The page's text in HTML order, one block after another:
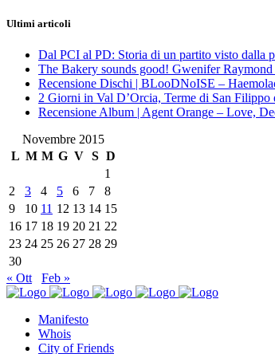
Ultimi articoli
Dal PCI al PD: Storia di un partito visto dalla
The Bakery sounds good! Gwenifer
Recensione Dischi | BLooDNoISE –
2 Giorni in Val D’Orcia, Terme di San Filippo
Recensione Album | Agent Orange – Love,
Novembre 2015
L M M G V S D
1
2
3 4 5 6 7
8
9
10 11 12 13 14 15
16 17 18 19 20 21 22
23 24 25 26 27 28 29
30
« Ott
Feb »
Manifesto
Whois
City of Friends